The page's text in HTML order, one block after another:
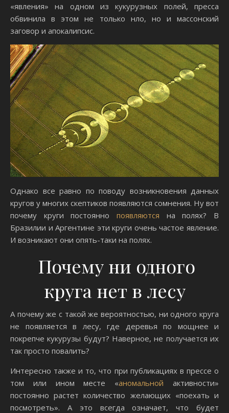
«явления» на одном из кукурузных полей, пресса
обвинила в этом не только нло, но и массонский
заговор и апокалипсис.
Однако все равно по поводу возникновения данных
кругов у многих скептиков появляются сомнения. Ну вот
почему круги постоянно появляются на полях? В
Бразилии и Аргентине эти круги очень частое явление.
И возникают они опять-таки на полях.
Почему ни одного
круга нет в лесу
А почему же с такой же вероятностью, ни одного круга
не появляется в лесу, где деревья по мощнее и
покрепче кукурузы будут? Наверное, не получается их
так просто повалить?
Интересно также и то, что при публикациях в прессе о
том или ином месте «аномальной активности»
постоянно растет количество желающих «поехать и
посмотреть». А это всегда означает, что будет